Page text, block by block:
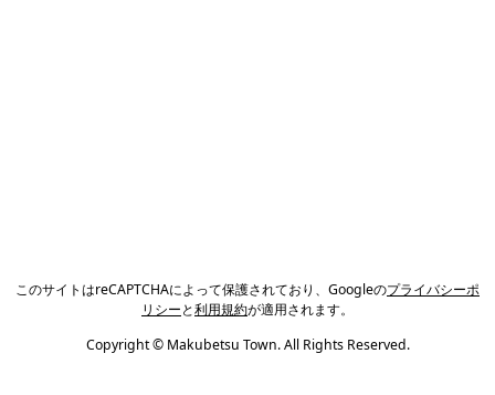
このサイトはreCAPTCHAによって保護されており、Googleのプライバシーポ
リシーと利用規約が適用されます。
Copyright © Makubetsu Town. All Rights Reserved.